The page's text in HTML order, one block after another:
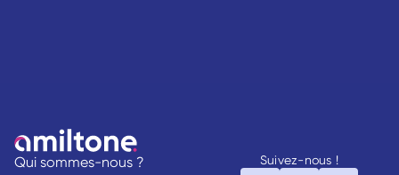
Suivez-nous !
Qui sommes-nous ?